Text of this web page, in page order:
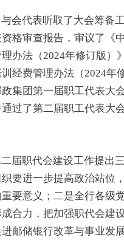
会代表听取了大会筹备
格审查报告，审议了《
办法（2024年修订版）
经费管理办法（2024年
集团第一届职工代表大
过了第二届职工代表大
届职代会建设工作提出
要进一步提高政治站位
要意义；二是全行各级
合力，把加强职代会建
邮储银行改革与事业发